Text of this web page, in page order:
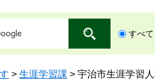
すべて
> 生涯学習課 > 宇治市生涯学習